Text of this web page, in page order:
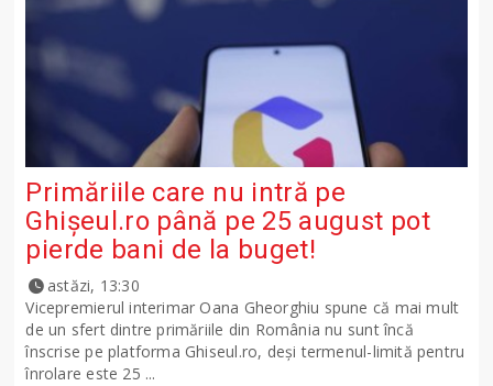
Primăriile care nu intră pe
Ghişeul.ro până pe 25 august pot
pierde bani de la buget!
astăzi, 13:30
Vicepremierul interimar Oana Gheorghiu spune că mai mult
de un sfert dintre primăriile din România nu sunt încă
înscrise pe platforma Ghiseul.ro, deși termenul-limită pentru
înrolare este 25 ...